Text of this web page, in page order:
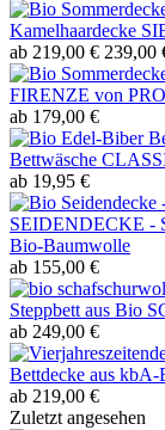
Kamelhaardecke
ab 219,00 € 239,00
FIRENZE von
ab 179,00 €
Bettwäsche
ab 19,95 €
SEIDENDECKE -
Bio-Baumwolle
ab 155,00 €
Steppbett aus Bio
ab 249,00 €
Bettdecke aus
ab 219,00 €
Zuletzt angesehen